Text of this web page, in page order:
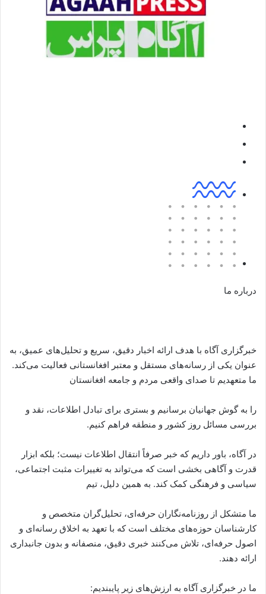
درباره ما
خبرگزاری آگاه با هدف ارائه اخبار دقیق، سریع و تحلیل‌های عمیق، به
عنوان یکی از رسانه‌های مستقل و معتبر افغانستانی فعالیت می‌کند.
ما متعهدیم تا صدای واقعی مردم و جامعه افغانستان
را به گوش جهانیان برسانیم و بستری برای تبادل اطلاعات، نقد و
بررسی مسائل روز کشور و منطقه فراهم کنیم.
در آگاه، باور داریم که خبر صرفاً انتقال اطلاعات نیست؛ بلکه ابزار
قدرت و آگاهی بخشی است که می‌تواند به تغییرات مثبت اجتماعی،
سیاسی و فرهنگی کمک کند. به همین دلیل، تیم
ما متشکل از روزنامه‌نگاران حرفه‌ای، تحلیل‌گران متخصص و
کارشناسان حوزه‌های مختلف است که با تعهد به اخلاق رسانه‌ای و
اصول حرفه‌ای، تلاش می‌کنند خبری دقیق، منصفانه و بدون جانبداری
ارائه دهند.
ما در خبرگزاری آگاه به ارزش‌های زیر پایبندیم: